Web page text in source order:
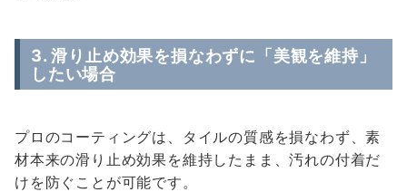
3. 滑り止め効果を損なわずに「美観を維持」
したい場合
プロのコーティングは、タイルの質感を損なわず、素
材本来の滑り止め効果を維持したまま、汚れの付着だ
けを防ぐことが可能です。